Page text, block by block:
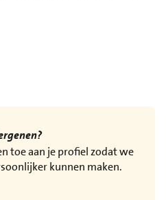
toe aan je profiel zodat we
kunnen maken.